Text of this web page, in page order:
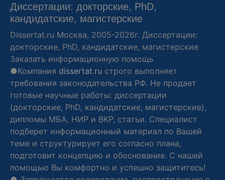
Диссертации: докторские, PhD,
кандидатские, магистерские
Dissertat.ru Москва, 2005-2026г. Диссертации:
докторские, PhD, кандидатские, магистерские
Заказать информационную помощь
●Компания dissertat.ru строго выполняет
требования законодательства РФ. Не продает
готовые научные работы: диссертации
(докторские, PhD, кандидатские, магистерские),
дипломы МБА, НИР и ВКР, статьи. Специалист
подберет информационный материал по Вашей
теме и структурирует его согласно плана,
подготовит концепцию и обоснование. С нашей
помощью Вы комфортно и успешно защититесь!